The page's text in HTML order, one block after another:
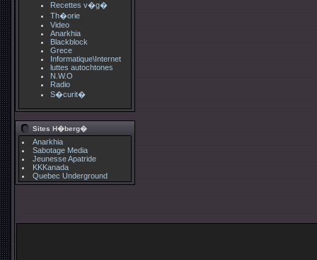
Recettes v�g�
Th�orie
Video
Anarkhia
Blackblock
Grece
Informatique\Internet
luttes autochtones
N.W.O
Radio
S�curit�
Sites H�berg�
Anarkhia
Sabotage Media
Jeunesse Apatride
KKKanada
Quebec Underground